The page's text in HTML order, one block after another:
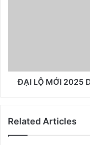
ĐẠI LỘ MỚI 2025
Related Articles